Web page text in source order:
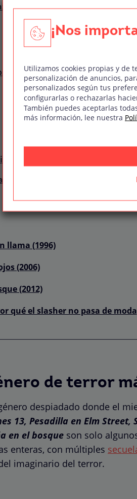
del asesino
(1974)
llama (1996)
(2006)
(2012)
qué el slasher no pasa de moda
de terror
despiadado donde el
13, Pesadilla en Elm Street,
en el bosque son solo
enteras, con múltiples
imaginario del terror.
¡Nos
Utilizamos cookies propias y de
personalización de anuncios,
personalizados según tus
configurarlas o rechazarlas
También puedes aceptarlas
más información, lee nuestra